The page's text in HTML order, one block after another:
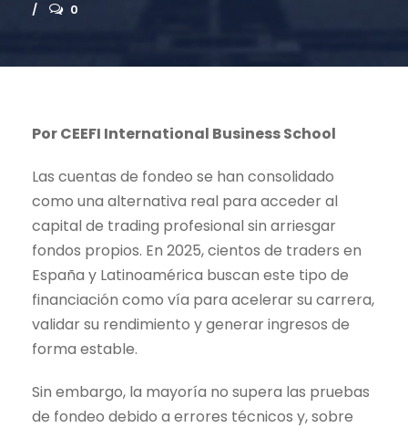
0
Por CEEFI International Business School
Las cuentas de fondeo se han consolidado
como una alternativa real para acceder al
capital de trading profesional sin arriesgar
fondos propios. En 2025, cientos de traders en
España y Latinoamérica buscan este tipo de
financiación como vía para acelerar su carrera,
validar su rendimiento y generar ingresos de
forma estable.
Sin embargo, la mayoría no supera las pruebas
de fondeo debido a errores técnicos y, sobre